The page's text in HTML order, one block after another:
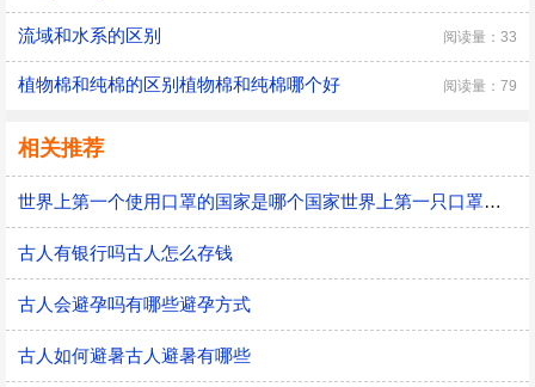
流域和水系的区别 阅读量：33
植物棉和纯棉的区别植物棉和纯棉哪个好 阅读量：79
相关推荐
世界上第一个使用口罩的国家是哪个国家世界上第一只口罩是谁发明的
古人有银行吗古人怎么存钱
古人会避孕吗有哪些避孕方式
古人如何避暑古人避暑有哪些